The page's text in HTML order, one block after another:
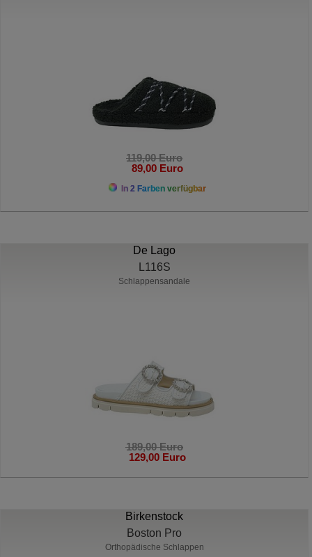
119,00 Euro
89,00 Euro
In 2 Farben verfügbar
De Lago
L116S
Schlappensandale
189,00 Euro
129,00 Euro
Birkenstock
Boston Pro
Orthopädische Schlappen